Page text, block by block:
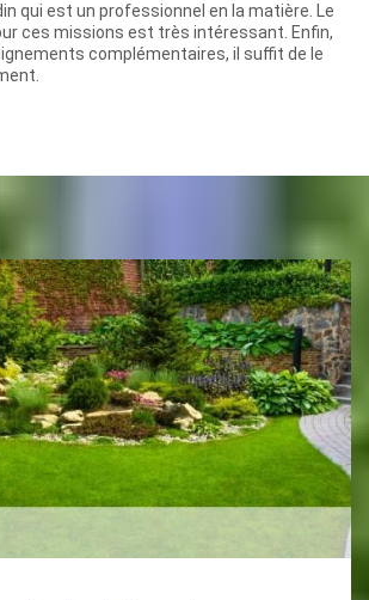
qui est un professionnel en la matière. Le
ces missions est très intéressant. Enfin,
complémentaires, il suffit de le